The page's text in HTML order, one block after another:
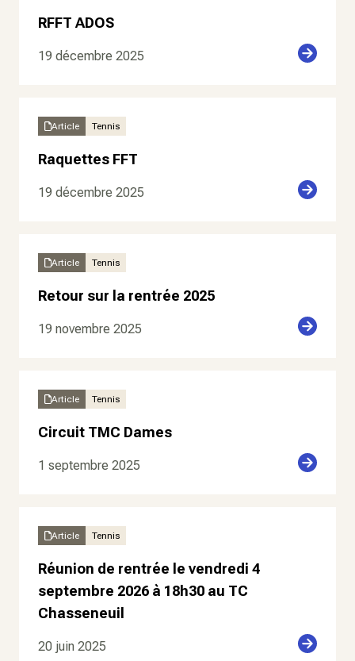
RFFT ADOS
19 décembre 2025
Article Tennis
Raquettes FFT
19 décembre 2025
Article Tennis
Retour sur la rentrée 2025
19 novembre 2025
Article Tennis
Circuit TMC Dames
1 septembre 2025
Article Tennis
Réunion de rentrée le vendredi 4
septembre 2026 à 18h30 au TC
Chasseneuil
20 juin 2025